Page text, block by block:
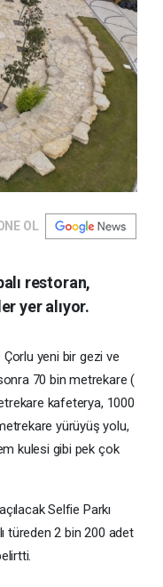
OL
restoran,
yer alıyor.
Çorlu yeni bir gezi ve
70 bin metrekare (
kafeterya, 1000
yürüyüş yolu,
kulesi gibi pek çok
Selfie Parkı
türeden 2 bin 200 adet